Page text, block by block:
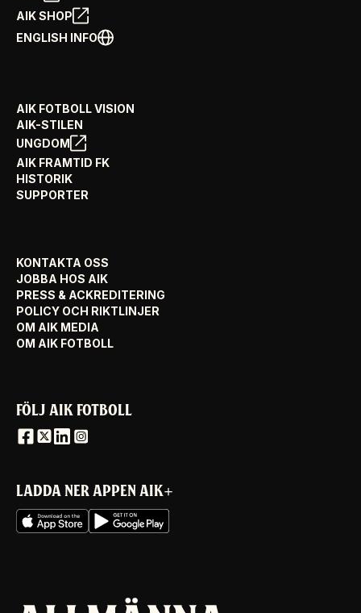
AIK SHOP
ENGLISH INFO
AIK FOTBOLL VISION
AIK-STILEN
UNGDOM
AIK FRAMTID FK
HISTORIK
SUPPORTER
KONTAKTA OSS
JOBBA HOS AIK
PRESS & ACKREDITERING
POLICY OCH RIKTLINJER
OM AIK MEDIA
OM AIK FOTBOLL
FÖLJ AIK FOTBOLL
LADDA NER APPEN AIK+